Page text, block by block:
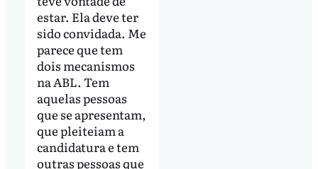
estar. Ela deve ter
sido convidada. Me
parece que tem
dois mecanismos
na ABL. Tem
aquelas pessoas
que se apresentam,
que pleiteiam a
candidatura e tem
outras pessoas que